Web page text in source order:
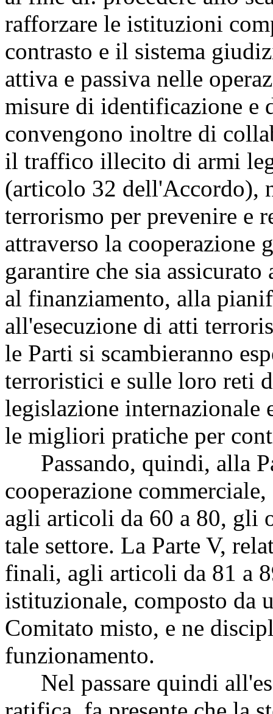
rafforzare le istituzioni
contrasto e il sistema
attiva e passiva nelle
misure di identificazione e
convengono inoltre di
il traffico illecito di armi
(articolo 32 dell'Accordo),
terrorismo per prevenire e
attraverso la cooperazione
garantire che sia
al finanziamento, alla
all'esecuzione di atti
le Parti si scambieranno
terroristici e sulle loro reti
legislazione internazionale
le migliori pratiche per
Passando, quindi, alla
cooperazione
agli articoli da 60 a 80, gli
tale settore. La Parte V,
finali, agli articoli da 81 a
istituzionale, composto da
Comitato misto, e ne
funzionamento.
Nel passare quindi